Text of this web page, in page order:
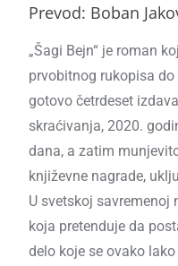
Prevod: Boban
„Šagi Bejn“ je roman
prvobitnog rukopisa
gotovo četrdeset
skraćivanja, 2020.
dana, a zatim
književne nagrade,
U svetskoj
koja pretenduje da
delo koje se ovako